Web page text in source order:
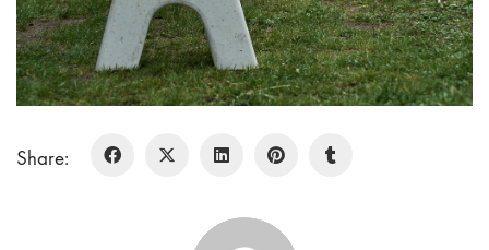
Share: